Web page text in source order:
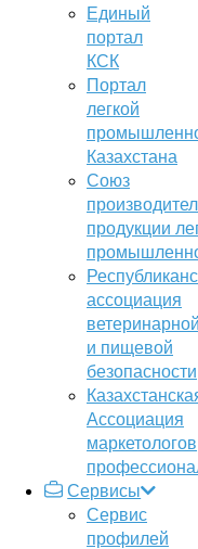
Единый
портал
КСК
Портал
легкой
Казахстана
Союз
продукции
ассоциация
ветеринарной
и пищевой
безопасности
Ассоциация
маркетологов
Сервисы
Сервис
профилей